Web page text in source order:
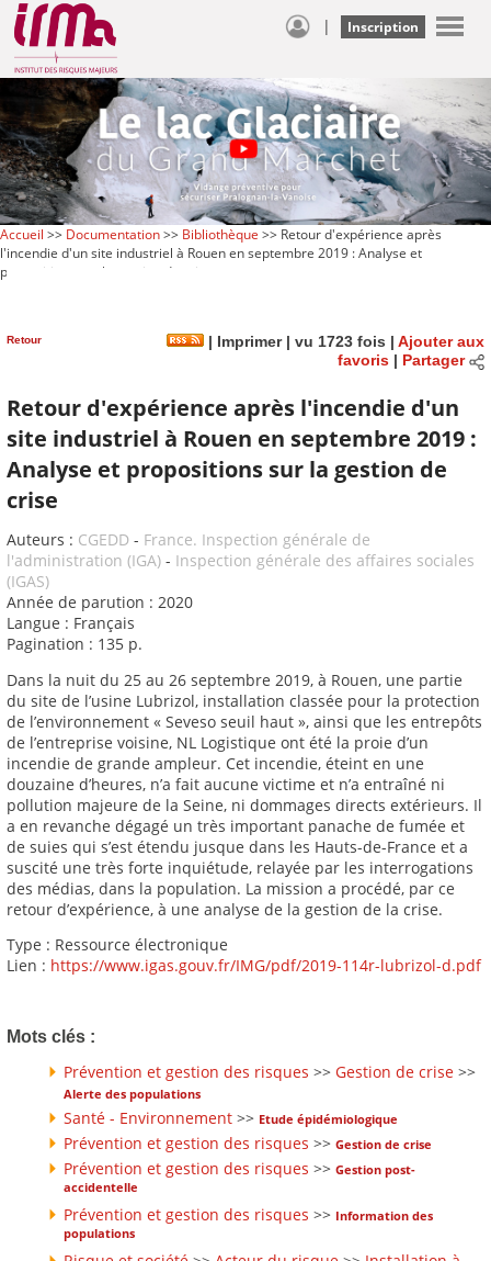
| Inscription
Accueil >> Documentation>> Bibliothèque >> Retour d'expérience après
l'incendie d'un site industriel à Rouen en septembre 2019 : Analyse et
propositions sur la gestion de crise
Retour | Imprimer| vu 1723 fois | Ajouter aux
favoris| Partager
Retour d'expérience après l'incendie d'un
site industriel à Rouen en septembre 2019 :
Analyse et propositions sur la gestion de
crise
Auteurs : CGEDD - France. Inspection générale de
l'administration (IGA) - Inspection générale des affaires sociales
(IGAS)
Année de parution : 2020
Langue : Français
Pagination : 135 p.
Dans la nuit du 25 au 26 septembre 2019, à Rouen, une partie
du site de l’usine Lubrizol, installation classée pour la protection
de l’environnement « Seveso seuil haut », ainsi que les entrepôts
de l’entreprise voisine, NL Logistique ont été la proie d’un
incendie de grande ampleur. Cet incendie, éteint en une
douzaine d’heures, n’a fait aucune victime et n’a entraîné ni
pollution majeure de la Seine, ni dommages directs extérieurs. Il
a en revanche dégagé un très important panache de fumée et
de suies qui s’est étendu jusque dans les Hauts-de-France et a
suscité une très forte inquiétude, relayée par les interrogations
des médias, dans la population. La mission a procédé, par ce
retour d’expérience, à une analyse de la gestion de la crise.
Type : Ressource électronique
Lien : https://www.igas.gouv.fr/IMG/pdf/2019-114r-lubrizol-d.pdf
Mots clés :
Prévention et gestion des risques >> Gestion de crise >>
Alerte des populations
Santé - Environnement >> Etude épidémiologique
Prévention et gestion des risques >> Gestion de crise
Prévention et gestion des risques >> Gestion post-
accidentelle
Prévention et gestion des risques >> Information des
populations